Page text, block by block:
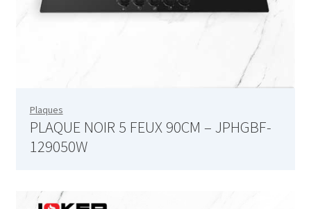
Testimonials
Plaques
PLAQUE NOIR 5 FEUX 90CM – JPHGBF-
129050W